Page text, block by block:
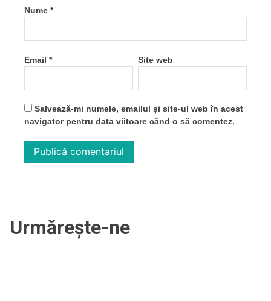
Nume *
Email * Site web
Salvează-mi numele, emailul și site-ul web în acest
navigator pentru data viitoare când o să comentez.
Urmărește-ne